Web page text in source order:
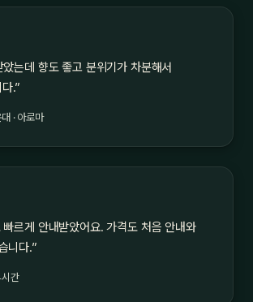
는데 향도 좋고 분위기가 차분해서
.”
· 아로마
르게 안내받았어요. 가격도 처음 안내와
니다.”
시간